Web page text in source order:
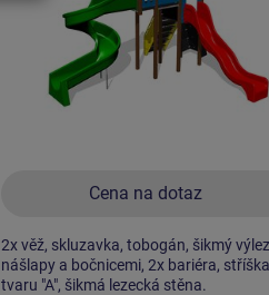
Cena na dotaz
2x věž, skluzavka, tobogán, šikmý
nášlapy a bočnicemi, 2x bariéra,
tvaru "A", šikmá lezecká stěna.